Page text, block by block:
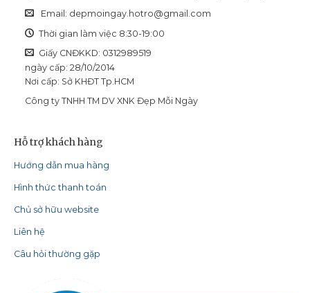
Email: depmoingay.hotro@gmail.com
Thời gian làm việc 8:30-19:00
Giấy CNĐKKD: 0312989519
ngày cấp: 28/10/2014
Nơi cấp: Sở KHĐT Tp.HCM
Công ty TNHH TM DV XNK Đẹp Mỗi Ngày
Hỗ trợ khách hàng
Hướng dẫn mua hàng
Hình thức thanh toán
Chủ sở hữu website
Liên hệ
Câu hỏi thường gặp